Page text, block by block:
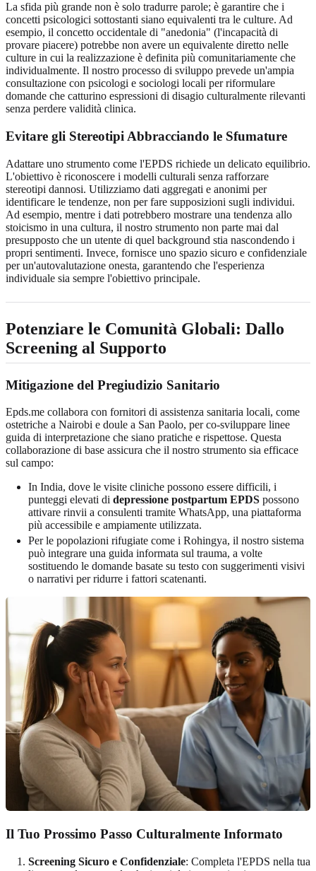
La sfida più grande non è solo tradurre parole; è garantire che i
concetti psicologici sottostanti siano equivalenti tra le culture. Ad
esempio, il concetto occidentale di "anedonia" (l'incapacità di
provare piacere) potrebbe non avere un equivalente diretto nelle
culture in cui la realizzazione è definita più comunitariamente che
individualmente. Il nostro processo di sviluppo prevede un'ampia
consultazione con psicologi e sociologi locali per riformulare
domande che catturino espressioni di disagio culturalmente rilevanti
senza perdere validità clinica.
Evitare gli Stereotipi Abbracciando le Sfumature
Adattare uno strumento come l'EPDS richiede un delicato equilibrio.
L'obiettivo è riconoscere i modelli culturali senza rafforzare
stereotipi dannosi. Utilizziamo dati aggregati e anonimi per
identificare le tendenze, non per fare supposizioni sugli individui.
Ad esempio, mentre i dati potrebbero mostrare una tendenza allo
stoicismo in una cultura, il nostro strumento non parte mai dal
presupposto che un utente di quel background stia nascondendo i
propri sentimenti. Invece, fornisce uno spazio sicuro e confidenziale
per un'autovalutazione onesta, garantendo che l'esperienza
individuale sia sempre l'obiettivo principale.
Potenziare le Comunità Globali: Dallo
Screening al Supporto
Mitigazione del Pregiudizio Sanitario
Epds.me collabora con fornitori di assistenza sanitaria locali, come
ostetriche a Nairobi e doule a San Paolo, per co-sviluppare linee
guida di interpretazione che siano pratiche e rispettose. Questa
collaborazione di base assicura che il nostro strumento sia efficace
sul campo:
In India, dove le visite cliniche possono essere difficili, i
punteggi elevati di depressione postpartum EPDS possono
attivare rinvii a consulenti tramite WhatsApp, una piattaforma
più accessibile e ampiamente utilizzata.
Per le popolazioni rifugiate come i Rohingya, il nostro sistema
può integrare una guida informata sul trauma, a volte
sostituendo le domande basate su testo con suggerimenti visivi
o narrativi per ridurre i fattori scatenanti.
Il Tuo Prossimo Passo Culturalmente Informato
Screening Sicuro e Confidenziale: Completa l'EPDS nella tua